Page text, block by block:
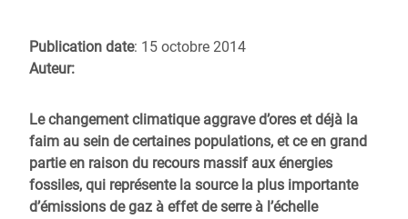
Publication date: 15 octobre 2014
Auteur:
Le changement climatique aggrave d’ores et déjà la
faim au sein de certaines populations, et ce en grand
partie en raison du recours massif aux énergies
fossiles, qui représente la source la plus importante
d’émissions de gaz à effet de serre à l’échelle